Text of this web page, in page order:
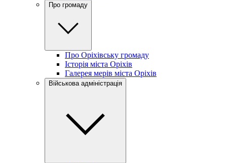
Про громаду
Про Оріхівську громаду
Історія міста Оріхів
Галерея мерів міста Оріхів
Військова адміністрація